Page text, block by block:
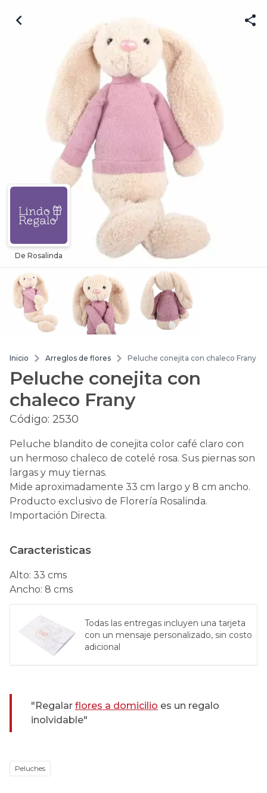
De Rosalinda
Inicio Arreglos de flores Peluche conejita con chaleco Frany
Peluche conejita con
chaleco Frany
Código: 2530
Peluche blandito de conejita color café claro con
un hermoso chaleco de cotelé rosa. Sus piernas son
largas y muy tiernas.
Mide aproximadamente 33 cm largo y 8 cm ancho.
Producto exclusivo de Florería Rosalinda.
Importación Directa.
Caracteristicas
Alto: 33 cms
Ancho: 8 cms
Todas las entregas incluyen una tarjeta
con un mensaje personalizado, sin costo
adicional
"Regalar flores a domicilio es un regalo
inolvidable"
Peluches